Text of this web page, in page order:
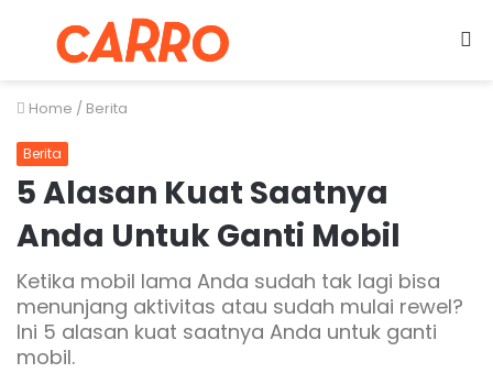
Menu
Home / Berita
Berita
5 Alasan Kuat Saatnya
Anda Untuk Ganti Mobil
Ketika mobil lama Anda sudah tak lagi bisa
menunjang aktivitas atau sudah mulai rewel?
Ini 5 alasan kuat saatnya Anda untuk ganti
mobil.